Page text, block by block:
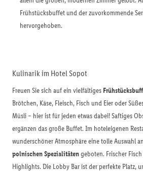
Frühstücksbuffet und der zuvorkommende
hervorgehoben.
Kulinarik im Hotel Sopot
Freuen Sie sich auf ein vielfältiges
Brötchen, Käse, Fleisch, Fisch und Eier oder
Müsli – hier ist für jeden etwas dabei! Saftiges
ergänzen das große Buffet. Im hoteleigenen
wunderschöner Atmosphäre eine tolle Auswahl
polnischen Spezialitätengeboten. Frischer
Highlights. Die Lobby Bar ist der perfekte Platz,